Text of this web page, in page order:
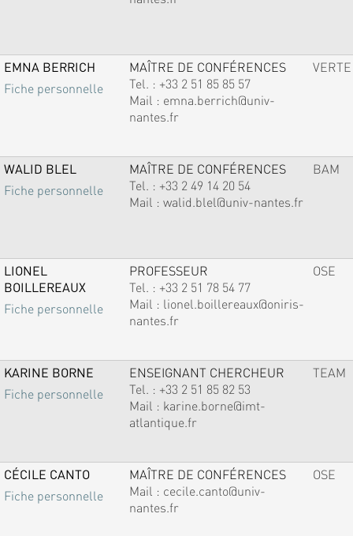
EMNA BERRICH
Fiche personnelle
MAÎTRE DE CONFÉRENCES
Tel. : +33 2 51 85 85 57
Mail : emna.berrich@univ-
nantes.fr
VERTE
WALID BLEL
Fiche personnelle
MAÎTRE DE CONFÉRENCES
Tel. : +33 2 49 14 20 54
Mail : walid.blel@univ-nantes.fr
BAM
LIONEL
BOILLEREAUX
Fiche personnelle
PROFESSEUR
Tel. : +33 2 51 78 54 77
Mail : lionel.boillereaux@oniris-
nantes.fr
OSE
KARINE BORNE
Fiche personnelle
ENSEIGNANT CHERCHEUR
Tel. : +33 2 51 85 82 53
Mail : karine.borne@imt-
atlantique.fr
TEAM
CÉCILE CANTO
Fiche personnelle
MAÎTRE DE CONFÉRENCES
Mail : cecile.canto@univ-
nantes.fr
OSE